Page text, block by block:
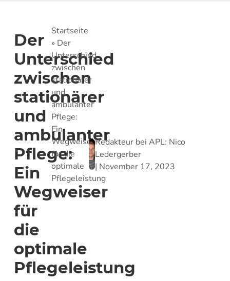
Der
Unterschied
zwischen
stationärer
und
ambulanter
Pflege:
Ein
Wegweiser
für
die
optimale
Pflegeleistung
Startseite
» Der
Unterschied
zwischen
stationärer
und
ambulanter
Pflege:
Ein
Wegweiser
für die
optimale
Pflegeleistung
Redakteur bei APL: Nico
Ledergerber
| November 17, 2023